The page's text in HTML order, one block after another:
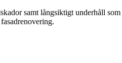
samt långsiktigt underhåll